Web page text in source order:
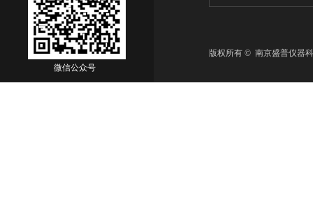
版权所有 © 南京盛普仪器
微信公众号